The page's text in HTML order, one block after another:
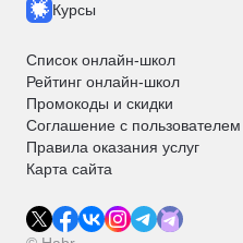
Курсы
Список онлайн-школ
Рейтинг онлайн-школ
Промокоды и скидки
Соглашение с пользователем
Правила оказания услуг
Карта сайта